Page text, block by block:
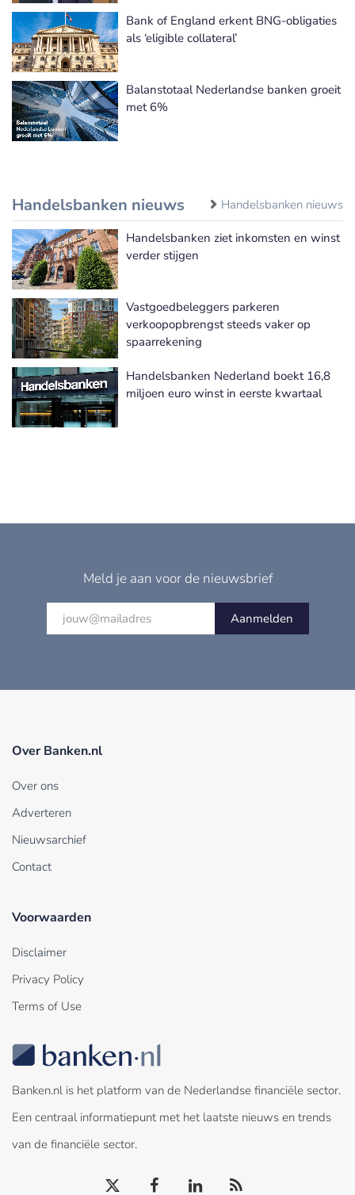
Bank of England erkent BNG-obligaties
als ‘eligible collateral’
Balanstotaal Nederlandse banken groeit
met 6%
Handelsbanken nieuws Handelsbanken nieuws
Handelsbanken ziet inkomsten en winst
verder stijgen
Vastgoedbeleggers parkeren
verkoopopbrengst steeds vaker op
spaarrekening
Handelsbanken Nederland boekt 16,8
miljoen euro winst in eerste kwartaal
Meld je aan voor de nieuwsbrief
Aanmelden
Over Banken.nl
Over ons
Adverteren
Nieuwsarchief
Contact
Voorwaarden
Disclaimer
Privacy Policy
Terms of Use
Banken.nl is het platform van de Nederlandse financiële sector.
Een centraal informatiepunt met het laatste nieuws en trends
van de financiële sector.